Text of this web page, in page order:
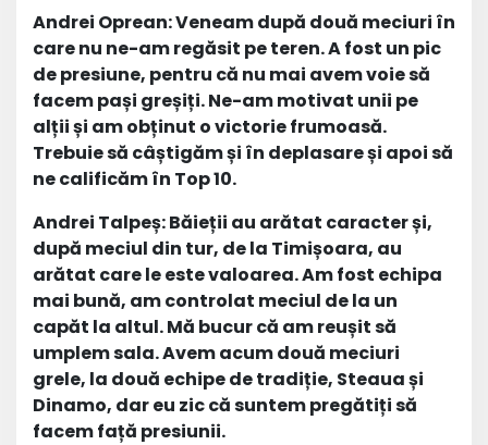
Andrei Oprean: Veneam după două meciuri în
care nu ne-am regăsit pe teren. A fost un pic
de presiune, pentru că nu mai avem voie să
facem pași greșiți. Ne-am motivat unii pe
alții și am obținut o victorie frumoasă.
Trebuie să câștigăm și în deplasare și apoi să
ne calificăm în Top 10.
Andrei Talpeș: Băieții au arătat caracter și,
după meciul din tur, de la Timișoara, au
arătat care le este valoarea. Am fost echipa
mai bună, am controlat meciul de la un
capăt la altul. Mă bucur că am reușit să
umplem sala. Avem acum două meciuri
grele, la două echipe de tradiție, Steaua și
Dinamo, dar eu zic că suntem pregătiți să
facem față presiunii.